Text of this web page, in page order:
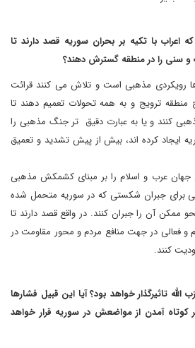
با تکیه بر بحران سوریه قصد دارند تا
سنی را در منطقه گسترش دهند؟
رویکردی مذهبی است و تلاش می کنند قرائت
ترویج و به همه تحولات تعمیم دهند تا
کنند و یا به عبارت دقیق تر جنگ مذهبی را
ایجاد کرده اند، بیش از پیش تشدید و تعمیق
جهان عرب و اسلام را بر مبنای کشمکش مذهبی
برای جبران شکستی که در سوریه متحمل شده
ممکن آن را جبران کنند. در واقع قصد دارند تا
و فعالی در جهت منافع مردم و محور مقاومت در
کنند.
تاثیرگذار خواهد بود؟ آیا این قبیل فشارها
کوتاه آمدن از مواضعش در سوریه قرار خواهد